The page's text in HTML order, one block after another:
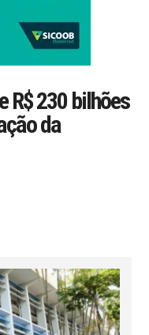
R$ 230 bilhões
da